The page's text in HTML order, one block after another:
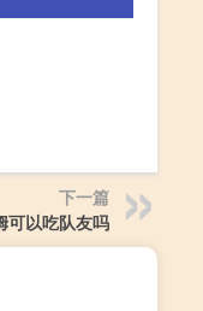
下一篇
可以吃队友吗